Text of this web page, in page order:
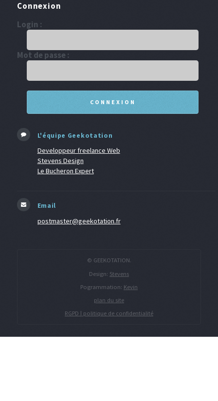
Connexion
Login :
Mot de passe :
L'équipe Geekotation
Developpeur freelance Web
Stevens Design
Le Bucheron Expert
Email
postmaster@geekotation.fr
© GEEKOTATION.
Design: Stevens
Pogrammation: Kevin
plan du site
RGPD | politique de confidentialité